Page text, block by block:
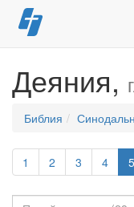
Перейти
к
Деяния,
Библия
1 2 3 4 5